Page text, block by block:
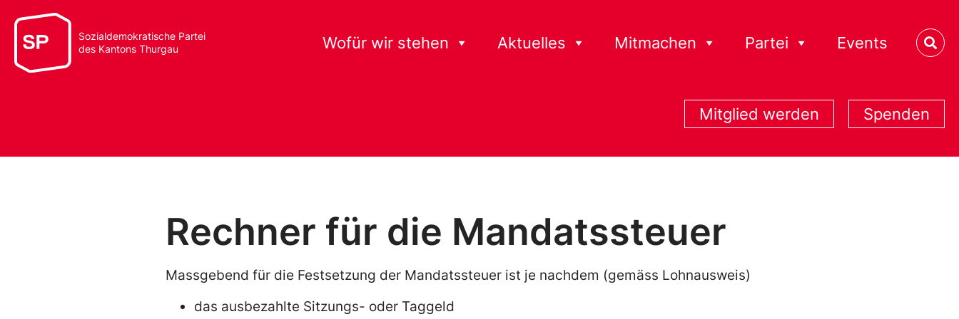
Sozialdemokratische Partei
des Kantons Thurgau
Wofür wir stehen Aktuelles Mitmachen Partei Events
Mitglied werden Spenden
Rechner für die Mandatssteuer
Massgebend für die Festsetzung der Mandatssteuer ist je nachdem (gemäss Lohnausweis)
das ausbezahlte Sitzungs- oder Taggeld